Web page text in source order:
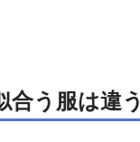
合う服は違う